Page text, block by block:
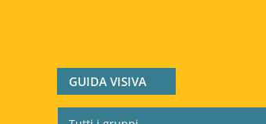
GUIDA VISIVA